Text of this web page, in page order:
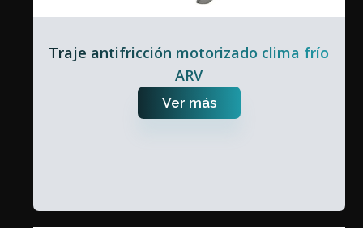
Traje antifricción motorizado clima frío
ARV
Ver más